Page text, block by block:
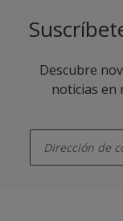
Descubre
noticias en